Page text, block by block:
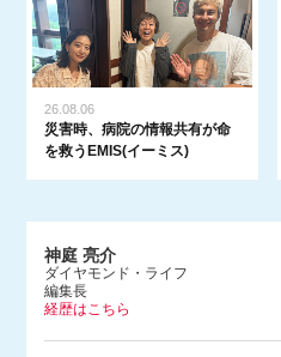
26.08.06
災害時、病院の情報共有が命
を救うEMIS(イーミス)
神庭 亮介
ダイヤモンド・ライフ
編集長
経歴はこちら